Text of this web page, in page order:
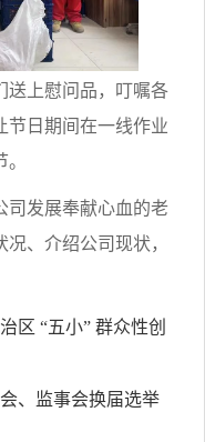
送上慰问品，叮嘱各
节日期间在一线作业
司发展奉献心血的老
、介绍公司现状，
区 “五小” 群众性创
、监事会换届选举